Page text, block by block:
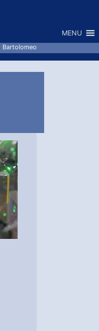
MENU
Bartolomeo